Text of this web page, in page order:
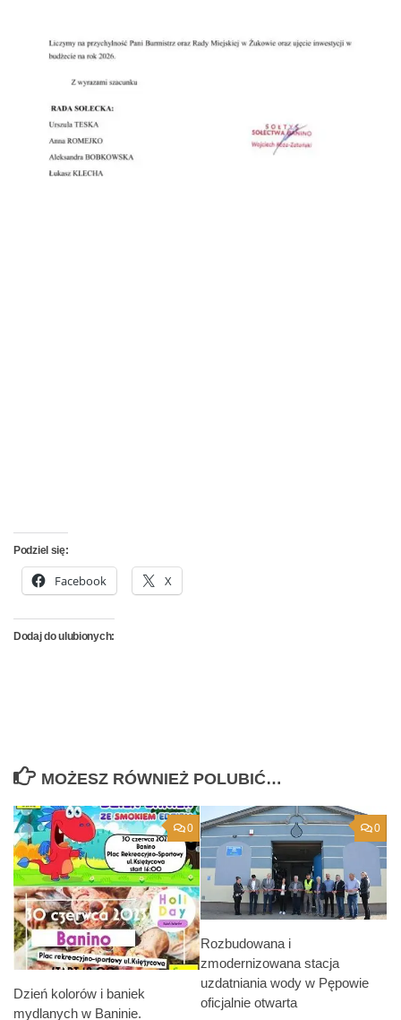
Podziel się:
Facebook X
Dodaj do ulubionych:
MOŻESZ RÓWNIEŻ POLUBIĆ…
0
Dzień kolorów i baniek
mydlanych w Baninie.
0
Rozbudowana i
zmodernizowana stacja
uzdatniania wody w Pępowie
oficjalnie otwarta